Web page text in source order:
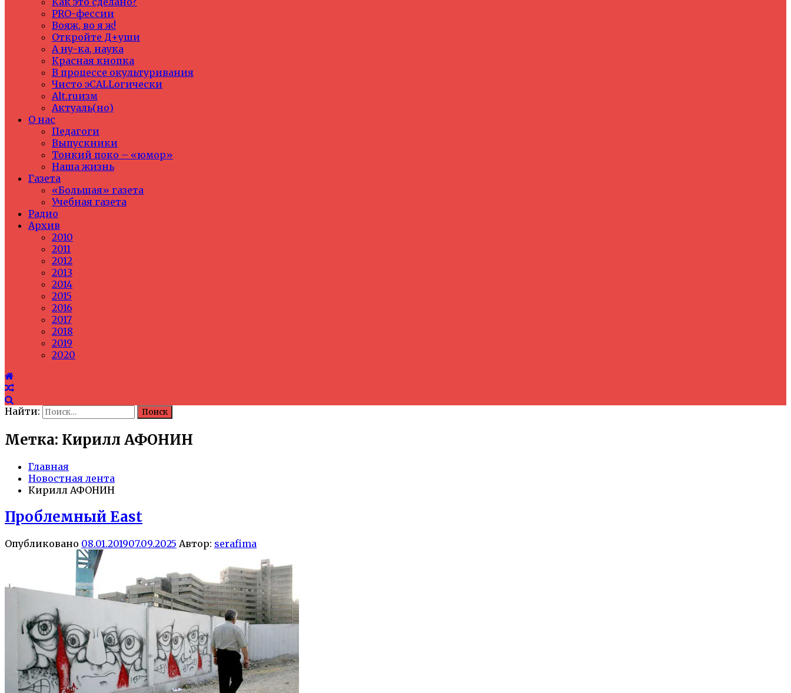
PRO-фессии
Вояж, во я ж!
Откройте Д+уши
А ну-ка, наука
Красная кнопка
В процессе окультуривания
Чисто эCALLогически
Alt.ruизм
Актуаль(но)
О нас
Педагоги
Выпускники
Тонкий поко – «юмор»
Наша жизнь
Газета
«Большая» газета
Учебная газета
Радио
Архив
2010
2011
2012
2013
2014
2015
2016
2017
2018
2019
2020
Найти:
Метка: Кирилл АФОНИН
Главная
Новостная лента
Кирилл АФОНИН
Проблемный East
Опубликовано 08.01.201907.09.2025 Автор: serafima